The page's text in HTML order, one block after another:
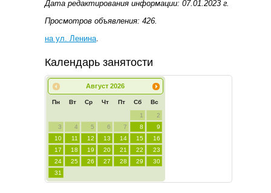
Дата редактирования информации: 07.01.2023 г.
Просмотров объявления: 426.
на ул. Ленина
Календарь занятости
Август 2026
Пн Вт Ср Чт Пт Сб Вс
1
2
3
4 5 6 7 8
9
10
11 12 13 14 15
16
17
18 19 20 21 22
23
24
25 26 27 28 29
30
31